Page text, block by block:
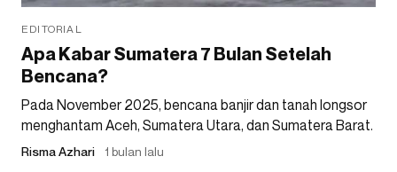
EDITORIAL
Apa Kabar Sumatera 7 Bulan Setelah
Bencana?
Pada November 2025, bencana banjir dan tanah longsor
menghantam Aceh, Sumatera Utara, dan Sumatera Barat.
Risma Azhari 1 bulan lalu